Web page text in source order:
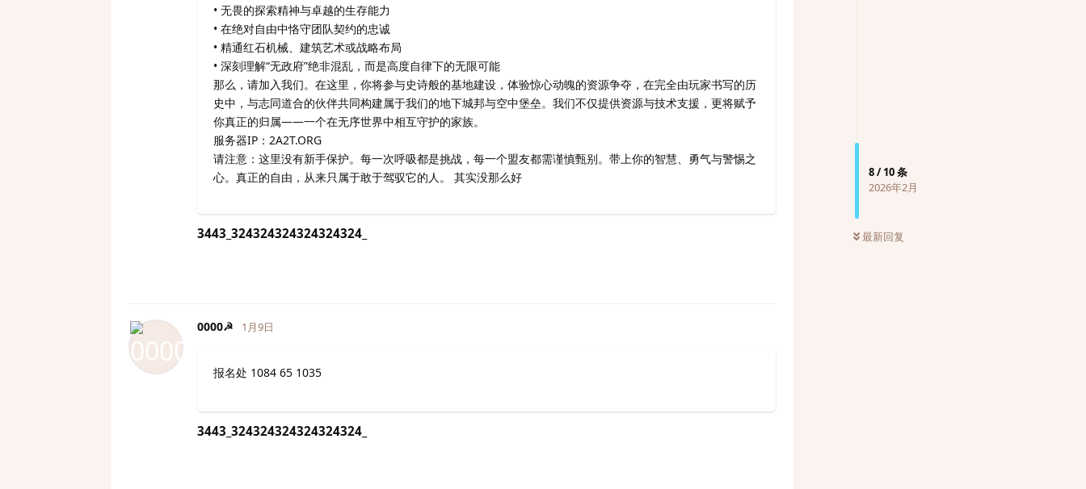
8/10条
2026年2月
最新回复
• 无畏的探索精神与卓越的生存能力
• 在绝对自由中恪守团队契约的忠诚
• 精通红石机械、建筑艺术或战略布局
• 深刻理解“无政府”绝非混乱，而是高度自律下的无限可能
那么，请加入我们。在这里，你将参与史诗般的基地建设，体验惊心动魄的资源争夺，在完全由玩家书写的历
史中，与志同道合的伙伴共同构建属于我们的地下城邦与空中堡垒。我们不仅提供资源与技术支援，更将赋予
你真正的归属——一个在无序世界中相互守护的家族。
服务器IP：2A2T.ORG
请注意：这里没有新手保护。每一次呼吸都是挑战，每一个盟友都需谨慎甄别。带上你的智慧、勇气与警惕之
心。真正的自由，从来只属于敢于驾驭它的人。 其实没那么好
3443_324324324324324324_
0000☭ 1月9日
报名处 1084 65 1035
3443_324324324324324324_